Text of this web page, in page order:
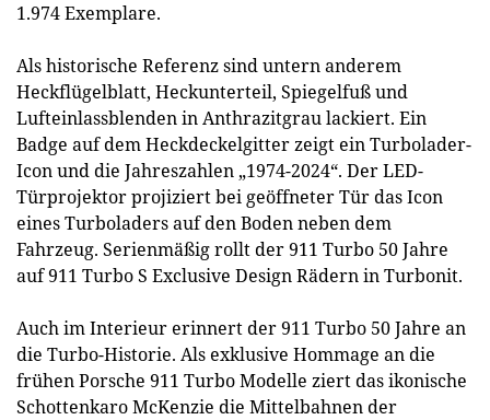
1.974 Exemplare.
Als historische Referenz sind untern anderem
Heckflügelblatt, Heckunterteil, Spiegelfuß und
Lufteinlassblenden in Anthrazitgrau lackiert. Ein
Badge auf dem Heckdeckelgitter zeigt ein Turbolader-
Icon und die Jahreszahlen „1974-2024“. Der LED-
Türprojektor projiziert bei geöffneter Tür das Icon
eines Turboladers auf den Boden neben dem
Fahrzeug. Serienmäßig rollt der 911 Turbo 50 Jahre
auf 911 Turbo S Exclusive Design Rädern in Turbonit.
Auch im Interieur erinnert der 911 Turbo 50 Jahre an
die Turbo-Historie. Als exklusive Hommage an die
frühen Porsche 911 Turbo Modelle ziert das ikonische
Schottenkaro McKenzie die Mittelbahnen der